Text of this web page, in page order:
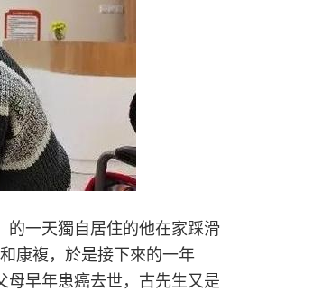
的一天獨自居住的他在家踩滑
康複，於是接下來的一年
母早年患癌去世，古先生又是